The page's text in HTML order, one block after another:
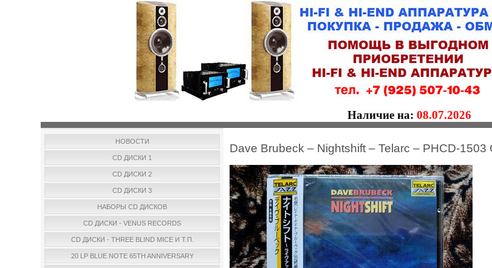
Наличие на: 08.07.2026
НОВОСТИ
CD ДИСКИ 1
CD ДИСКИ 2
CD ДИСКИ 3
НАБОРЫ CD ДИСКОВ
CD ДИСКИ - VENUS RECORDS
CD ДИСКИ - THREE BLIND MICE И Т.П.
20 LP BLUE NOTE 65TH ANNIVERSARY
Dave Brubeck – Nightshift – Telarc – PHCD-